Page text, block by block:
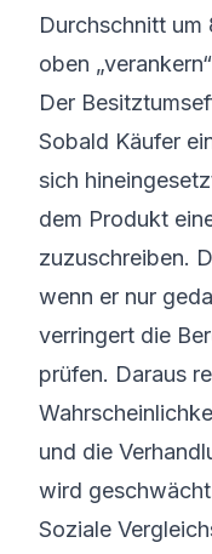
Durchschnitt um
oben
Der
Sobald Käufer
sich
dem Produkt
zuzuschreiben.
wenn er nur
verringert die
prüfen. Daraus
und die
wird
Soziale